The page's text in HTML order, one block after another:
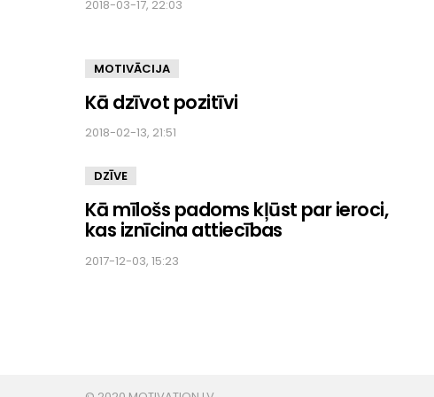
2018-03-17, 22:03
MOTIVĀCIJA
Kā dzīvot pozitīvi
2018-02-13, 21:51
DZĪVE
Kā mīlošs padoms kļūst par ieroci,
kas iznīcina attiecības
2017-12-03, 15:23